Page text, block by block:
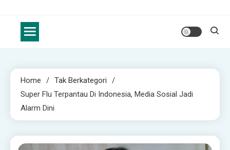
Home
Tak Berkategori
Super Flu Terpantau Di Indonesia, Media Sosial Jadi
Alarm Dini